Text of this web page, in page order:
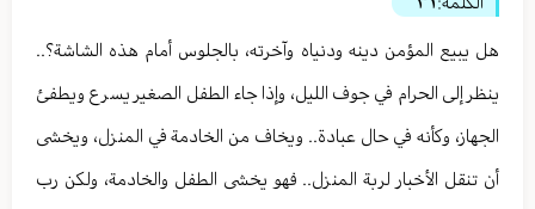
هل يبيع المؤمن دينه ودنياه وآخرته، بالجلوس أمام هذه الشاشة؟..
ينظر إلى الحرام في جوف الليل، وإذا جاء الطفل الصغير يسرع ويطفئ
الجهاز، وكأنه في حال عبادة.. ويخاف من الخادمة في المنزل، ويخشى
أن تنقل الأخبار لربة المنزل.. فهو يخشى الطفل والخادمة، ولكن رب